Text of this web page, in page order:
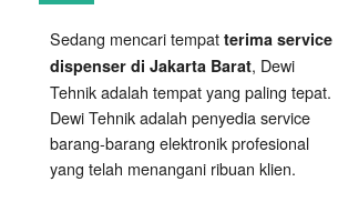
di
Barat
Sedang mencari tempat terima service
dispenser di Jakarta Barat, Dewi
Tehnik adalah tempat yang paling tepat.
Dewi Tehnik adalah penyedia service
barang-barang elektronik profesional
yang telah menangani ribuan klien.